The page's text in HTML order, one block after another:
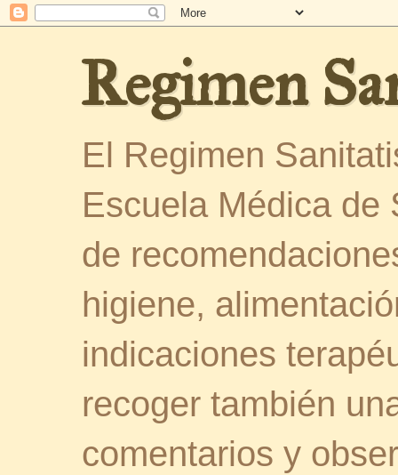
Regimen
El Regimen
Escuela Médica de
de
higiene,
indicaciones
recoger también
comentarios y